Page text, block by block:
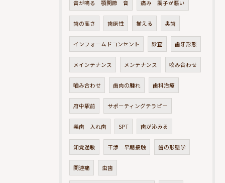
音が鳴る 顎関節 音 痛み 調子が悪い
歯の高さ 歯原性 揃える 奥歯
インフォームドコンセント 診査 歯牙形態
メインテナンス メンテナンス 咬み合わせ
嚙み合わせ 歯肉の腫れ 歯科治療
府中駅前 サポーティングテラピー
義歯 入れ歯 SPT 歯が沁みる
知覚過敏 干渉 早期接触 歯の形態学
関連痛 虫歯